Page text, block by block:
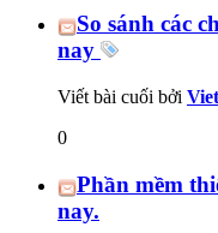
So sánh các
nay
Viết bài cuối bởi
0
Phần mềm
nay.